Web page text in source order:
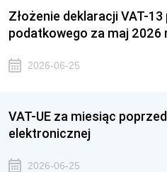
Złożenie deklaracji VAT-
podatkowego za maj 2026
2026-06-25
VAT-UE za miesiąc
elektronicznej
2026-06-25